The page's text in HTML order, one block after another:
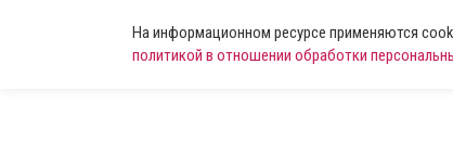
На информационном ресурсе применяются
политикой в отношении обработки